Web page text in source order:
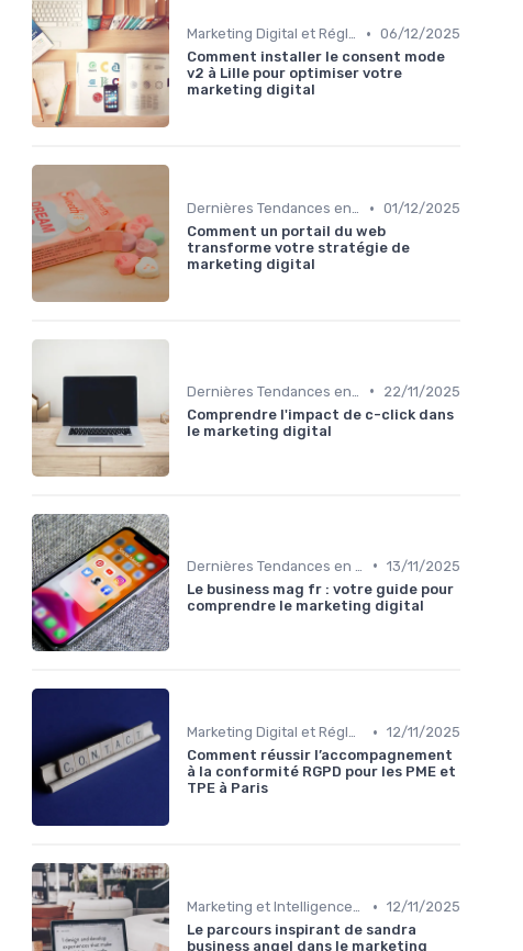
Marketing Digital et Réglementations • 06/12/2025
Comment installer le consent mode
v2 à Lille pour optimiser votre
marketing digital
Dernières Tendances en Marketing Digital • 01/12/2025
Comment un portail du web
transforme votre stratégie de
marketing digital
•
22/11/2025
Comprendre l'impact de c-click dans
le marketing digital
• 13/11/2025
Le business mag fr : votre guide pour
comprendre le marketing digital
Marketing Digital et Réglementations • 12/11/2025
Comment réussir l’accompagnement
à la conformité RGPD pour les PME et
TPE à Paris
Marketing et Intelligence Artificielle • 12/11/2025
Le parcours inspirant de sandra
business angel dans le marketing